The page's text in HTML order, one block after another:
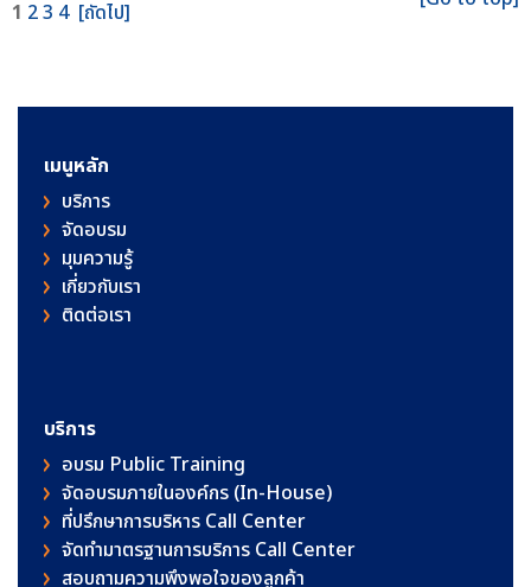
1 23 4 [ถัดไป]
เมนูหลัก
บริการ
จัดอบรม
มุมความรู้
เกี่ยวกับเรา
ติดต่อเรา
บริการ
อบรม Public Training
จัดอบรมภายในองค์กร (In-House)
ที่ปรึกษาการบริหาร Call Center
จัดทำมาตรฐานการบริการ Call Center
สอบถามความพึงพอใจของลูกค้า